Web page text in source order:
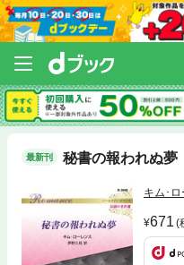
最新刊 秘書の報われぬ夢
キム･
671 (